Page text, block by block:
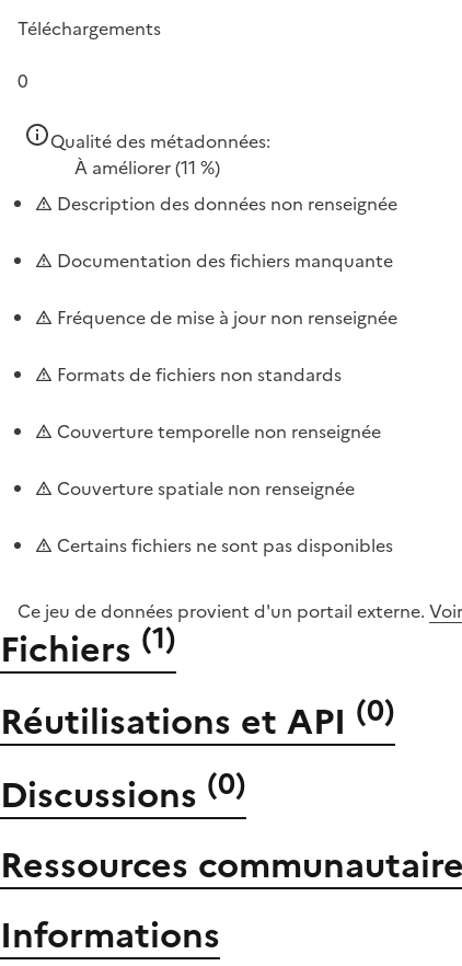
Téléchargements
0
Qualité des métadonnées:
À améliorer(11 %)
Description des données non renseignée
Documentation des fichiers manquante
Fréquence de mise à jour non renseignée
Formats de fichiers non standards
Couverture temporelle non renseignée
Couverture spatiale non renseignée
Certains fichiers ne sont pas disponibles
Ce jeu de données provient d'un portail externe.
Fichiers (1)
Réutilisations et API (0)
Discussions (0)
Ressources
Informations